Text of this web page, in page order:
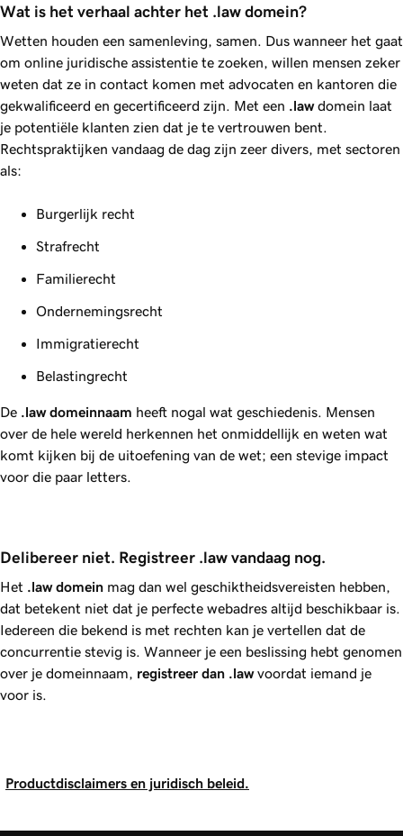
Wat is het verhaal achter het .law domein?
Wetten houden een samenleving, samen. Dus wanneer het gaat
om online juridische assistentie te zoeken, willen mensen zeker
weten dat ze in contact komen met advocaten en kantoren die
gekwalificeerd en gecertificeerd zijn. Met een .lawdomein laat
je potentiële klanten zien dat je te vertrouwen bent.
Rechtspraktijken vandaag de dag zijn zeer divers, met sectoren
als:
Burgerlijk recht
Strafrecht
Familierecht
Ondernemingsrecht
Immigratierecht
Belastingrecht
De .lawdomeinnaam heeft nogal wat geschiedenis. Mensen
over de hele wereld herkennen het onmiddellijk en weten wat
komt kijken bij de uitoefening van de wet; een stevige impact
voor die paar letters.
Delibereer niet. Registreer .law vandaag nog.
Het .lawdomein mag dan wel geschiktheidsvereisten hebben,
dat betekent niet dat je perfecte webadres altijd beschikbaar is.
Iedereen die bekend is met rechten kan je vertellen dat de
concurrentie stevig is. Wanneer je een beslissing hebt genomen
over je domeinnaam, registreer dan .lawvoordat iemand je
voor is.
Productdisclaimers en juridisch beleid.